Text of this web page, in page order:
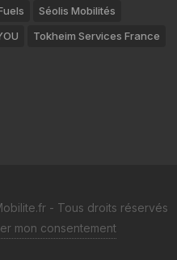
Séolis Mobilités
Tokheim Services France
- Tous droits réservés
mon consentement